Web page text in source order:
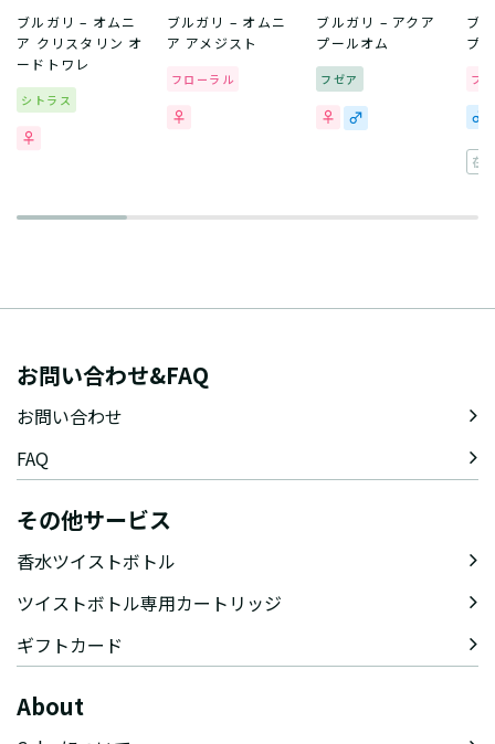
ブルガリ – オムニ
ア クリスタリン オ
ードトワレ
シトラス
ブルガリ – オムニ
ア アメジスト
フローラル
ブルガリ – アクア
プールオム
フゼア
ブ
プ
フ
在
お問い合わせ&FAQ
お問い合わせ
FAQ
その他サービス
香水ツイストボトル
ツイストボトル専用カートリッジ
ギフトカード
About